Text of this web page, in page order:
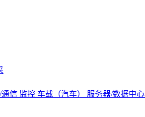
通信 监控 车载（汽车） 服务器/数据中心